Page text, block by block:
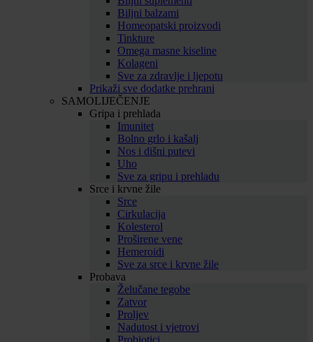
Biljni balzami
Homeopatski proizvodi
Tinkture
Omega masne kiseline
Kolageni
Sve za zdravlje i ljepotu
Prikaži sve dodatke prehrani
SAMOLIJEČENJE
Gripa i prehlada
Imunitet
Bolno grlo i kašalj
Nos i dišni putevi
Uho
Sve za gripu i prehladu
Srce i krvne žile
Srce
Cirkulacija
Kolesterol
Proširene vene
Hemeroidi
Sve za srce i krvne žile
Probava
Želučane tegobe
Zatvor
Proljev
Nadutost i vjetrovi
Probiotici